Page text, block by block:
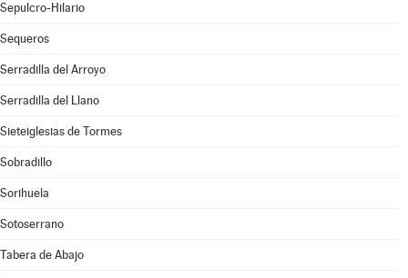
Sepulcro-Hilario
Sequeros
Serradilla del Arroyo
Serradilla del Llano
Sieteiglesias de Tormes
Sobradillo
Sorihuela
Sotoserrano
Tabera de Abajo